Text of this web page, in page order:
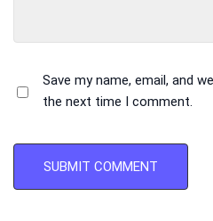
Save my name, email, and
the next time I comment.